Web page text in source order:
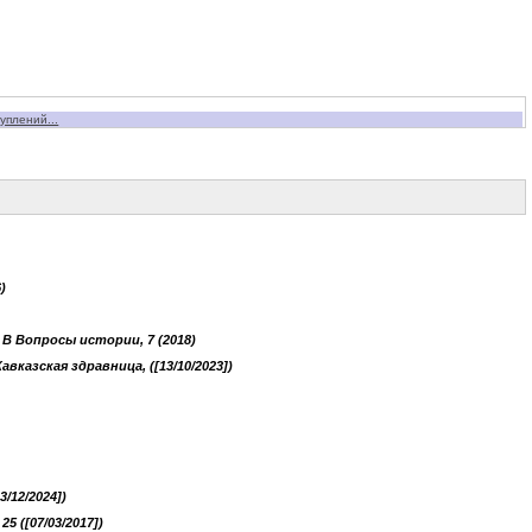
B Вопросы истории, 7 (2018)
здравница, ([13/10/2023])
12/2024])
([07/03/2017])